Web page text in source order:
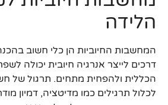
הלידה
המחשבות החיוביות הן כלי חשוב
דרכים לייצר אנרגיה חיובית יכולה
הכללית ולהפחית מתחים. תרגול של
לכלול תרגילים כמו מדיטציה, דמיון